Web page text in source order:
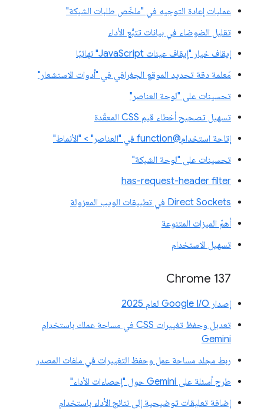
عمليات إعادة التوجيه في "ملخّص طلبات الشبكة"
تقليل الضوضاء في بيانات تتبُّع الأداء
إيقاف خيار "إيقاف عينات JavaScript" نهائيًا
مَعلمة دقة تحديد الموقع الجغرافي في "أدوات الاستشعار"
تحسينات على "لوحة العناصر"
تسهيل تصحيح أخطاء قيم CSS المعقّدة
إتاحة استخدام@function في "العناصر" > "الأنماط"
تحسينات على "لوحة الشبكة"
has-request-header filter
Direct Sockets في تطبيقات الويب المعزولة
أهمّ الميزات المتنوعة
تسهيل الاستخدام
‫Chrome 137
إصدار Google I/O لعام 2025
تعديل وحفظ تغييرات CSS في مساحة عملك باستخدام
Gemini
ربط مجلد مساحة عمل وحفظ التغييرات في ملفات المصدر
طرح أسئلة على Gemini حول "إحصاءات الأداء"
إضافة تعليقات توضيحية إلى نتائج الأداء باستخدام